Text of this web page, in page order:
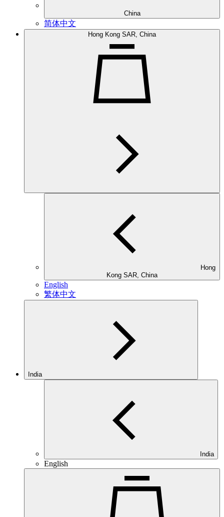
China
简体中文
Hong Kong SAR, China
Kong SAR, China
English
繁体中文
India
India
English